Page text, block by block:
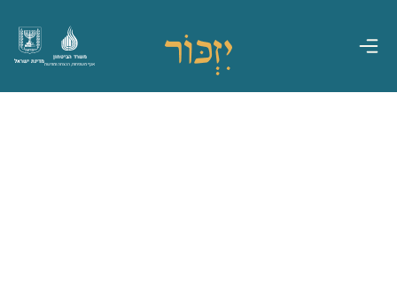
מדינת ישראל
משרד הביטחון
אגף משפחות, הנצחה ומורשת